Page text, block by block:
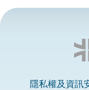
隱私權及資訊